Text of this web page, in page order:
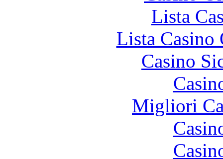
Lista
Lista
Casino
Migliori